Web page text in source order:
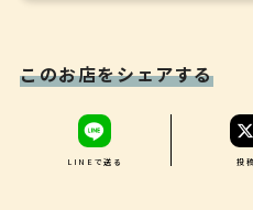
・デザート
・食後のお飲み物
このお店をシェアする
LINEで送る 投稿